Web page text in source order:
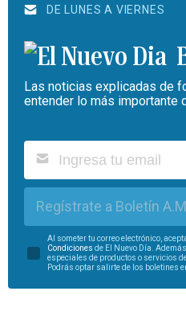
DE LUNES A VIERNES
Las noticias explicadas de
entender lo más importante
Regístrate a Boletín
Al someter tu correo electrónico,
Condiciones de El Nuevo Día.
especiales de productos o servicios
Podrás optar salirte de los boletines